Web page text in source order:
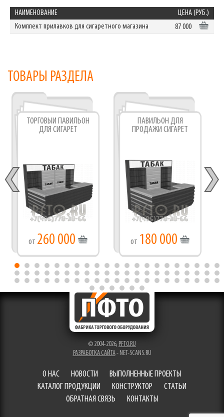
НАИМЕНОВАНИЕ
ЦЕНА (РУБ.)
Комплект прилавков для сигаретного магазина
87 000
ТОВАРЫ РАЗДЕЛА
ТОРГОВЫЙ ПАВИЛЬОН
ДЛЯ СИГАРЕТ
от 260 000
ПАВИЛЬОН ДЛЯ
ПРОДАЖИ СИГАРЕТ
от 180 000
© 2004-2026, PFTO.RU
РАЗРАБОТКА САЙТА- NET-SCANS.RU
О НАС НОВОСТИ
ВЫПОЛНЕННЫЕ ПРОЕКТЫ
КАТАЛОГ ПРОДУКЦИИ
КОНСТРУКТОР
СТАТЬИ
ОБРАТНАЯ СВЯЗЬ
КОНТАКТЫ